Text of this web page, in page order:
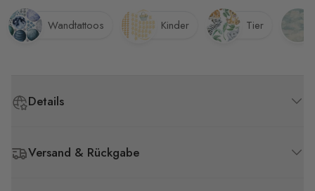
Details
Versand & Rückgabe
Wandtattoos Kinder Tier